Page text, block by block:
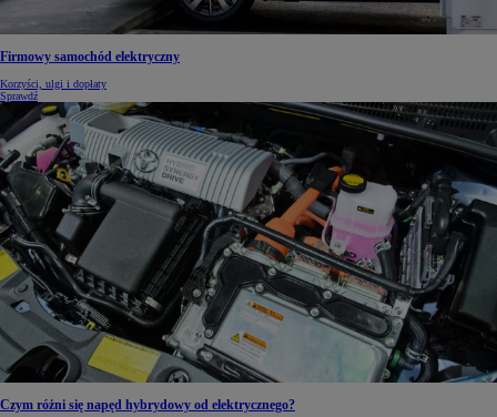
Firmowy samochód elektryczny
Korzyści, ulgi i dopłaty
Sprawdź
Czym różni się napęd hybrydowy od elektrycznego?